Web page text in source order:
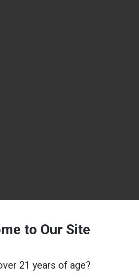
to Our Site
21 years of age?